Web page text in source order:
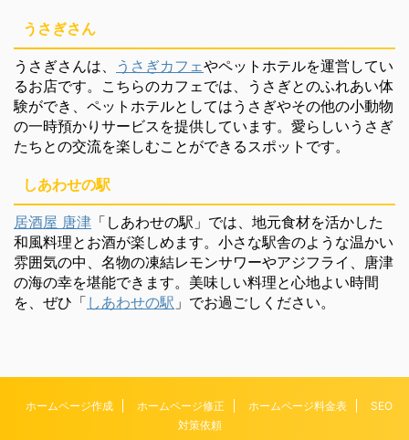
うさぎさん
うさぎさんは、 うさぎカフェやペットホテルを運営してい
るお店です。こちらのカフェでは、うさぎとのふれあい体
験ができ、ペットホテルとしてはうさぎやその他の小動物
の一時預かりサービスを提供しています。愛らしいうさぎ
たちとの交流を楽しむことができるスポットです。
しあわせの駅
居酒屋 唐津 「しあわせの駅」では、地元食材を活かした
和風料理とお酒が楽しめます。小さな駅舎のような温かい
雰囲気の中、名物の凍結レモンサワーやアジフライ、唐津
の海の幸を堪能できます。美味しい料理と心地よい時間
を、ぜひ「 しあわせの駅 」でお過ごしください。
ホームページ作成 ホームページ修正 ホームページ料金表
SEO
対策依頼